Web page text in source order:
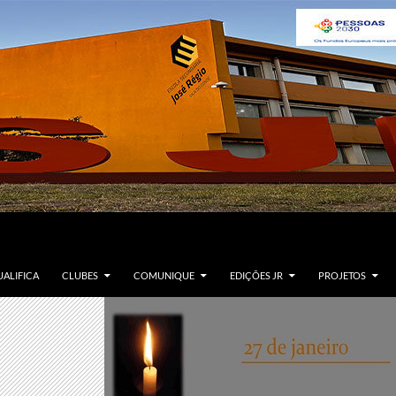
CLUBES COMUNIQUE EDIÇÕES JR PROJETOS